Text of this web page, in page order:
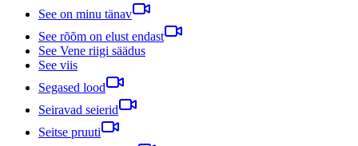
See on minu tänav
See rõõm on elust endast
See Vene riigi säädus
See viis
Segased lood
Seiravad seierid
Seitse pruuti